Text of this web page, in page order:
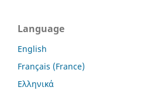
Language
English
Français (France)
Ελληνικά